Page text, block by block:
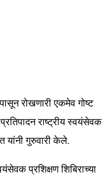
रोखणारी एकमेव गोष्ट
राष्ट्रीय स्वयंसेवक
गुरुवारी केले.
प्रशिक्षण शिबिराच्या